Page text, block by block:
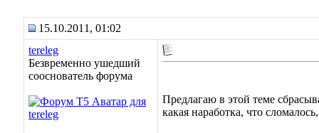
15.10.2011, 01:02
tereleg
Безвременно ушедший
сооснователь форума
Предлагаю в этой теме
какая наработка, что